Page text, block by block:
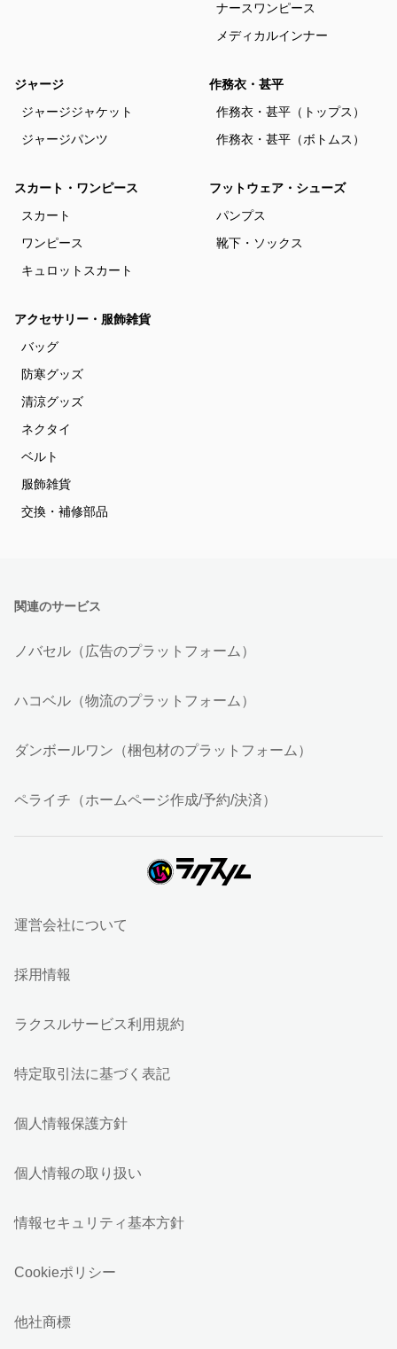
ナースワンピース
メディカルインナー
ジャージ
ジャージジャケット
ジャージパンツ
作務衣・甚平
作務衣・甚平（トップス）
作務衣・甚平（ボトムス）
スカート・ワンピース
スカート
ワンピース
キュロットスカート
フットウェア・シューズ
パンプス
靴下・ソックス
アクセサリー・服飾雑貨
バッグ
防寒グッズ
清涼グッズ
ネクタイ
ベルト
服飾雑貨
交換・補修部品
関連のサービス
ノバセル（広告のプラットフォーム）
ハコベル（物流のプラットフォーム）
ダンボールワン（梱包材のプラットフォーム）
ペライチ（ホームページ作成/予約/決済）
運営会社について
採用情報
ラクスルサービス利用規約
特定取引法に基づく表記
個人情報保護方針
個人情報の取り扱い
情報セキュリティ基本方針
Cookieポリシー
他社商標